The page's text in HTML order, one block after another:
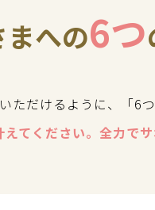
への6つ
だけるように、「6
てください。全力でサ